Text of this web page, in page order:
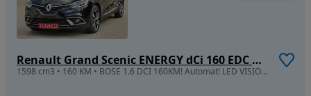
Renault Grand Scenic ENERGY dCi 160 EDC BOSE EDITION
1598 cm3 • 160 KM • BOSE 1.6 DCI 160KM! Automat! LED VISION!